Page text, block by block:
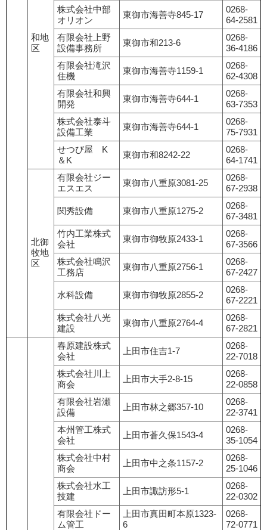
和地
区
株式会社中部
オリオン
東御市海善寺845-17
0268-
64-2581
有限会社上野
設備事務所
東御市和213-6
0268-
36-4186
有限会社滝沢
住機
東御市海善寺1159-1
0268-
62-4308
有限会社和興
開発
東御市海善寺644-1
0268-
63-7353
株式会社泰斗
設備工業
東御市海善寺644-1
0268-
75-7931
せつび屋 K
＆K
東御市和8242-22
0268-
64-1741
北御
牧地
区
有限会社ジー
エスエス
東御市八重原3081-25
0268-
67-2938
関秀設備 東御市八重原1275-2
0268-
67-3481
竹内工業株式
会社
東御市御牧原2433-1
0268-
67-3566
株式会社鳴沢
工務店
東御市八重原2756-1
0268-
67-2427
水科設備 東御市御牧原2855-2
0268-
67-2221
株式会社八光
建設
東御市八重原2764-4
0268-
67-2821
春原建設株式
会社
上田市住吉1-7
0268-
22-7018
株式会社川上
商会
上田市大手2-8-15
0268-
22-0858
有限会社岩瀬
設備
上田市林之郷357-10
0268-
22-3741
本州管工株式
会社
上田市蒼久保1543-4
0268-
35-1054
株式会社中村
商会
上田市中之条1157-2
0268-
25-1046
株式会社水工
技建
上田市諏訪形5-1
0268-
22-0302
有限会社ドー
ム管工
上田市真田町本原1323-
6
0268-
72-0771